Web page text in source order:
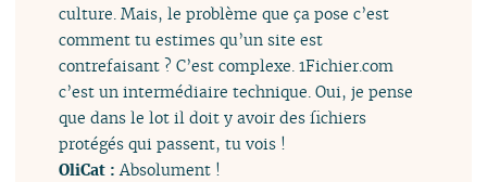
culture. Mais, le problème que ça pose c’est
comment tu estimes qu’un site est
contrefaisant ? C’est complexe. 1Fichier.com
c’est un intermédiaire technique. Oui, je pense
que dans le lot il doit y avoir des fichiers
protégés qui passent, tu vois !
OliCat : Absolument !